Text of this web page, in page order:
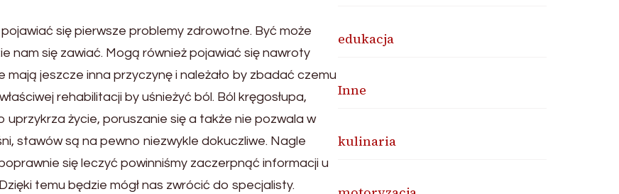
się pierwsze problemy zdrowotne. Być może
nam się zawiać. Mogą również pojawiać się nawroty
jeszcze inna przyczynę i należało by zbadać czemu
rehabilitacji by uśnieżyć ból. Ból kręgosłupa,
uprzykrza życie, poruszanie się a także nie pozwala w
stawów są na pewno niezwykle dokuczliwe. Nagle
się leczyć powinniśmy zaczerpnąć informacji u
temu będzie mógł nas zwrócić do specjalisty.
edukacja
Inne
kulinaria